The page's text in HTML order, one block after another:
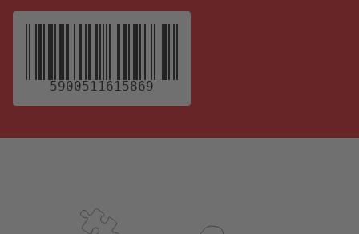
próbować instalować baterii, które nie są do tego
przeznaczone. Prosimy wyjąć akumulatorki z zabawki
5900511615869